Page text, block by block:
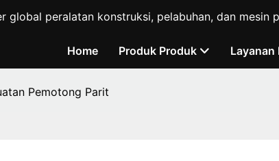
global peralatan konstruksi, pelabuhan, dan mesin
Home Produk Produk Layanan
Pemotong Parit